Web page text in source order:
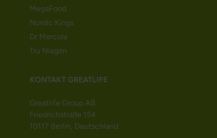
MegaFood
Nordic Kings
Dr Mercola
Tru Niagen
KONTAKT GREATLIFE
Greatlife Group AB
Friedrichstraße 154
10117 Berlin, Deutschland